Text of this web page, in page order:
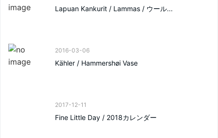
Lapuan Kankurit / Lammas / ウール...
2016-03-06
Kähler / Hammershøi Vase
2017-12-11
Fine Little Day / 2018カレンダー